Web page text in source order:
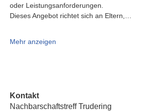
oder Leistungsanforderungen.
Dieses Angebot richtet sich an Eltern,…
Mehr anzeigen
Kontakt
Nachbarschaftstreff Trudering